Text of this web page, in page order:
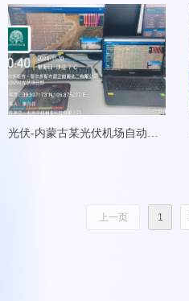
光伏-内蒙古某光伏机场自动巡
上一页 1